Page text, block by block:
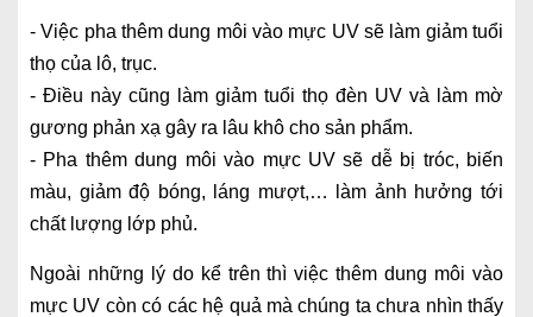
- Việc pha thêm dung môi vào mực UV sẽ làm giảm tuổi
thọ của lô, trục.
- Điều này cũng làm giảm tuổi thọ đèn UV và làm mờ
gương phản xạ gây ra lâu khô cho sản phẩm.
- Pha thêm dung môi vào mực UV sẽ dễ bị tróc, biến
màu, giảm độ bóng, láng mượt,… làm ảnh hưởng tới
chất lượng lớp phủ.
Ngoài những lý do kể trên thì việc thêm dung môi vào
mực UV còn có các hệ quả mà chúng ta chưa nhìn thấy